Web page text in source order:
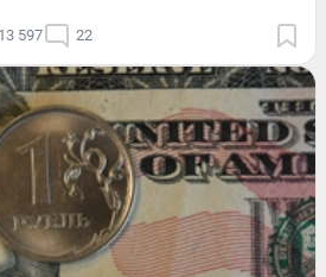
13 597 22